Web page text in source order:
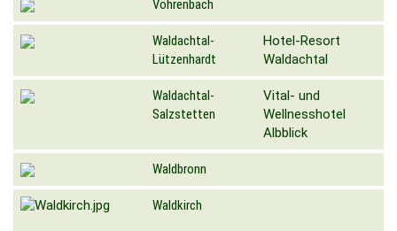
Vöhrenbach
Waldachtal-
Lützenhardt
Hotel-Resort
Waldachtal
Waldachtal-
Salzstetten
Vital- und
Wellnesshotel
Albblick
Waldbronn
Waldkirch